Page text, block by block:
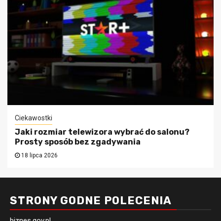
Ciekawostki
Jaki rozmiar telewizora wybrać do salonu?
Prosty sposób bez zgadywania
18 lipca 2026
STRONY GODNE POLECENIA